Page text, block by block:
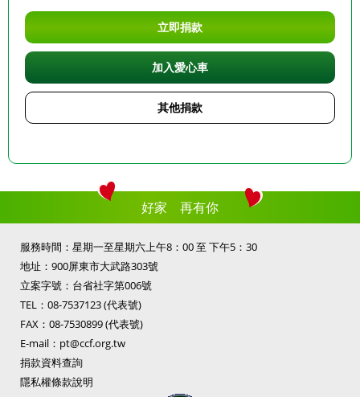
立即捐款
加入愛心車
其他捐款
好家 再有你
服務時間：星期一至星期六上午8：00 至 下午5：30
地址：900屏東市大武路303號
立案字號：台省社字第006號
TEL： 08-7537123(代表號)
FAX：08-7530899 (代表號)
E-mail： pt@ccf.org.tw
捐款資料查詢
隱私權條款說明